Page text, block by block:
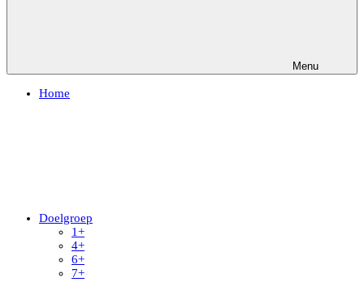
Menu
Home
Doelgroep
1+
4+
6+
7+